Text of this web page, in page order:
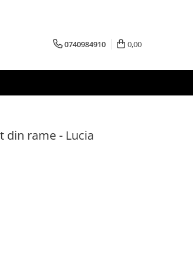
0740984910 0,00
din rame - Lucia